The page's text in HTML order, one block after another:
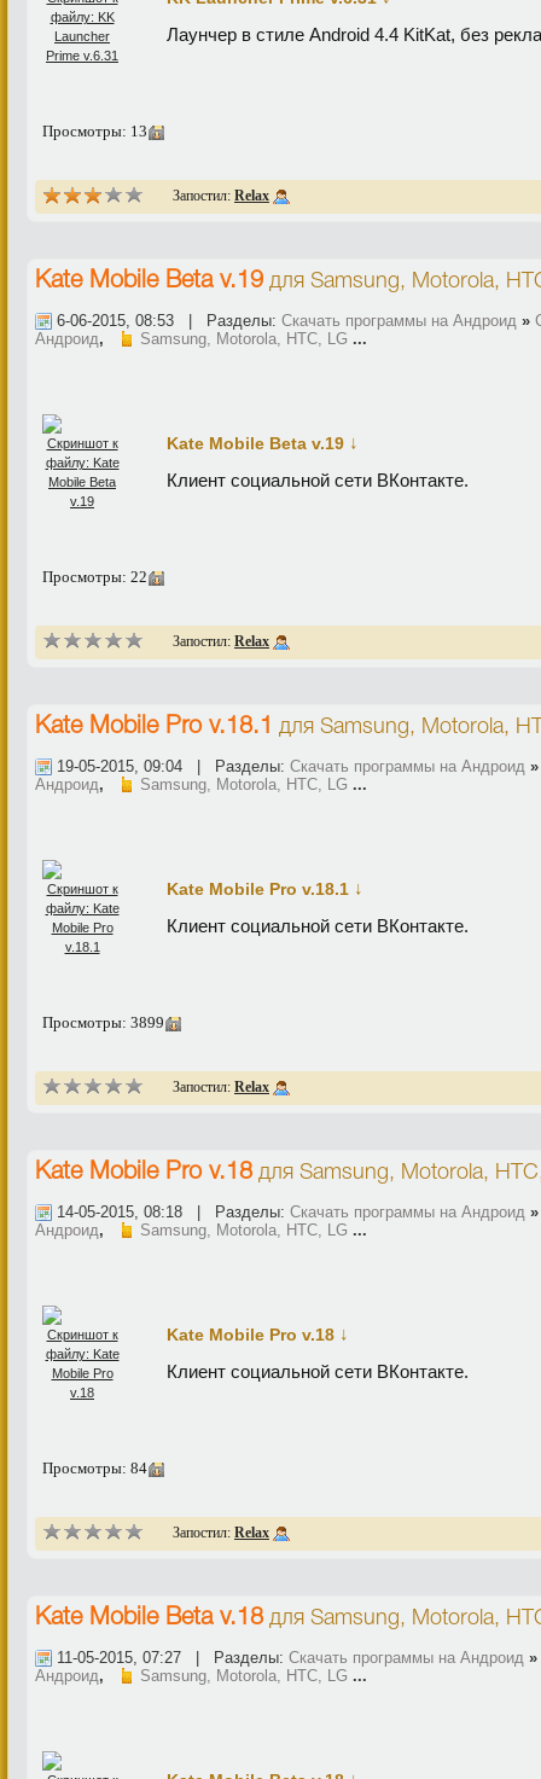
Лаунчер в стиле Android 4.4 KitKat, без
Просмотры: 13
Запостил: Relax
Kate Mobile Beta v.19 для Samsung, Motorola,
6-06-2015, 08:53 | Разделы: Скачать программы на Андроид »
Андроид, Samsung, Motorola, HTC, LG ...
Kate Mobile Beta v.19 ↓
Клиент социальной сети ВКонтакте.
Просмотры: 22
Запостил: Relax
Kate Mobile Pro v.18.1 для Samsung, Motorola,
19-05-2015, 09:04 | Разделы: Скачать программы на Андроид
Андроид, Samsung, Motorola, HTC, LG ...
Kate Mobile Pro v.18.1 ↓
Клиент социальной сети ВКонтакте.
Просмотры: 3899
Запостил: Relax
Kate Mobile Pro v.18для Samsung, Motorola,
14-05-2015, 08:18 | Разделы: Скачать программы на Андроид
Андроид, Samsung, Motorola, HTC, LG ...
Kate Mobile Pro v.18 ↓
Клиент социальной сети ВКонтакте.
Просмотры: 84
Запостил: Relax
Kate Mobile Beta v.18для Samsung, Motorola,
11-05-2015, 07:27 | Разделы: Скачать программы на Андроид »
Андроид, Samsung, Motorola, HTC, LG ...